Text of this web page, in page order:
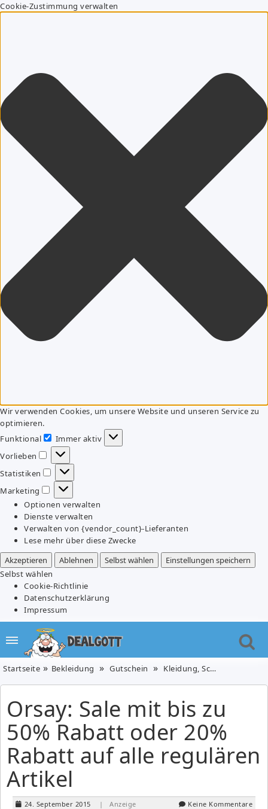
Cookie-Zustimmung verwalten
Wir verwenden Cookies, um unsere Website und unseren Service zu
optimieren.
Funktional
Funktional
Immer aktiv
Vorlieben
Vorlieben
Statistiken
Statistiken
Marketing
Marketing
Optionen verwalten
Dienste verwalten
Verwalten von {vendor_count}-Lieferanten
Lese mehr über diese Zwecke
Akzeptieren
Ablehnen Selbst wählen
Einstellungen speichern
Selbst wählen
Cookie-Richtlinie
Datenschutzerklärung
Impressum
Startseite Bekleidung Gutschein Kleidung, Schuhe & Uhren
Orsay: Sale mit bis zu
50% Rabatt oder 20%
Rabatt auf alle regulären
Artikel
24. September 2015 | Anzeige Keine Kommentare